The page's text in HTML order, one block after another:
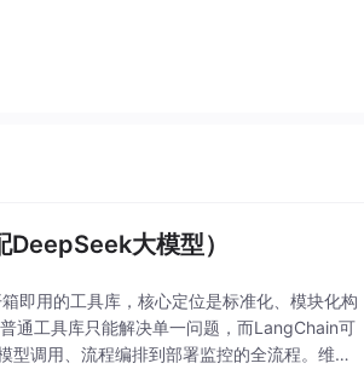
大模型）
即用的工具库，核心定位是标准化、模块化构
通工具库只能解决单一问题，而LangChain可
调用、流程编排到部署监控的全流程。维度